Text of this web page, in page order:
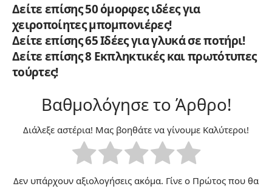
Δείτε επίσης 50 όμορφες ιδέες για
χειροποίητες μπομπονιέρες!
Δείτε επίσης 65 Ιδέες για γλυκά σε ποτήρι!
Δείτε επίσης 8 Εκπληκτικές και πρωτότυπες
τούρτες!
Βαθμολόγησε το Άρθρο!
Διάλεξε αστέρια! Μας βοηθάτε να γίνουμε Καλύτεροι!
Δεν υπάρχουν αξιολογήσεις ακόμα. Γίνε ο Πρώτος που θα